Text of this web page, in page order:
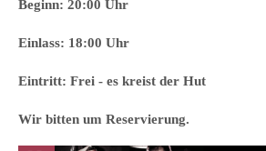
Beginn: 20:00 Uhr
Einlass: 18:00 Uhr
Eintritt: Frei - es kreist der Hut
Wir bitten um Reservierung.